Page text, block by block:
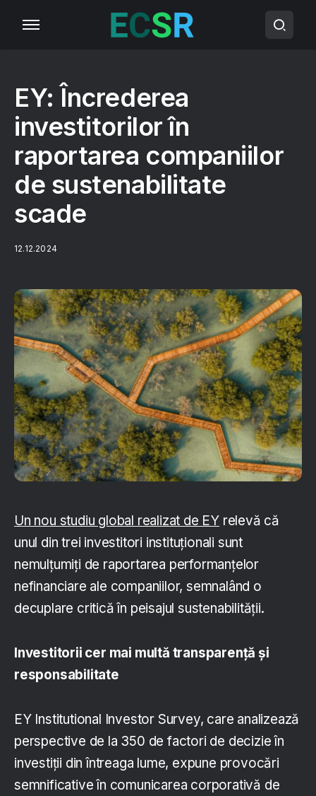
EY: Încrederea
investitorilor în
raportarea companiilor
de sustenabilitate
scade
12.12.2024
Un nou studiu global realizat de EY relevă că
unul din trei investitori instituţionali sunt
nemulţumiţi de raportarea performanţelor
nefinanciare ale companiilor, semnalând o
decuplare critică în peisajul sustenabilităţii.
Investitorii cer mai multă transparenţă şi
responsabilitate
EY Institutional Investor Survey, care analizează
perspective de la 350 de factori de decizie în
investiţii din întreaga lume, expune provocări
semnificative în comunicarea corporativă de